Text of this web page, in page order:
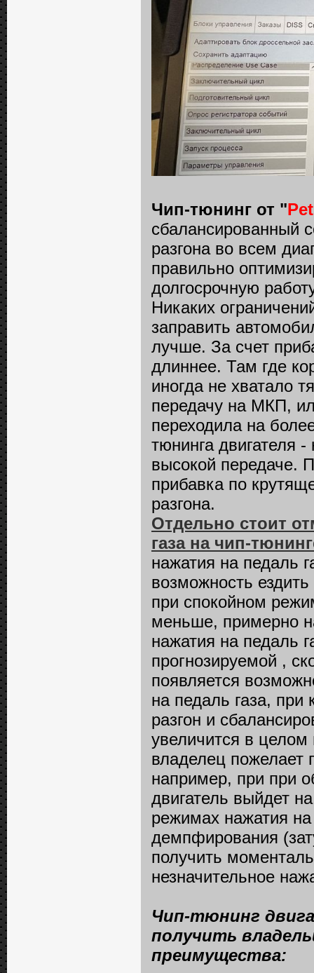
Чип-тюнинг от "
сбалансированный
разгона во всем
правильно
долгосрочную
Никаких
заправить
лучше. За счет
длиннее. Там где
иногда не хватало
передачу на МКП,
переходила на
тюнинга двигателя
высокой передаче.
прибавка по
разгона.
Отдельно стоит
газа на чип-
нажатия на педаль
возможность
при спокойном
меньше, примерно
нажатия на педаль
прогнозируемой ,
появляется
на педаль газа,
разгон и
увеличится в
владелец пожелает
например, при при
двигатель выйдет
режимах нажатия
демпфирования
получить
незначительное
Чип-тюнинг
получить
преимущества: